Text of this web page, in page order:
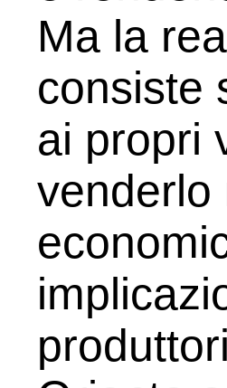
Ma la
consiste
ai propri
venderlo